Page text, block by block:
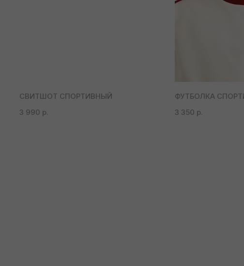
СВИТШОТ СПОРТИВНЫЙ
3 990 р.
ФУТБОЛКА
3 350 р.